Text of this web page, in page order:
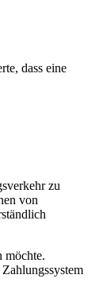
dass eine
zu
von
möchte.